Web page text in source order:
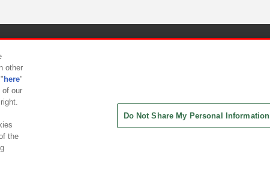
方針
other
here"
of our
the
Do Not Share My Personal Information